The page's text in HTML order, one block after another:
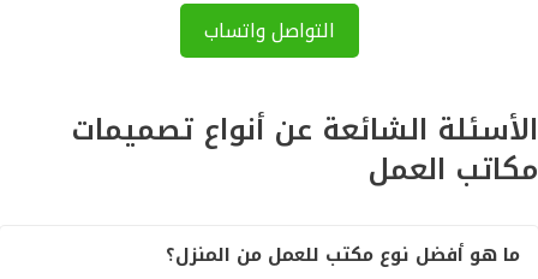
التواصل واتساب
الأسئلة الشائعة عن أنواع تصميمات
مكاتب العمل
ما هو أفضل نوع مكتب للعمل من المنزل؟